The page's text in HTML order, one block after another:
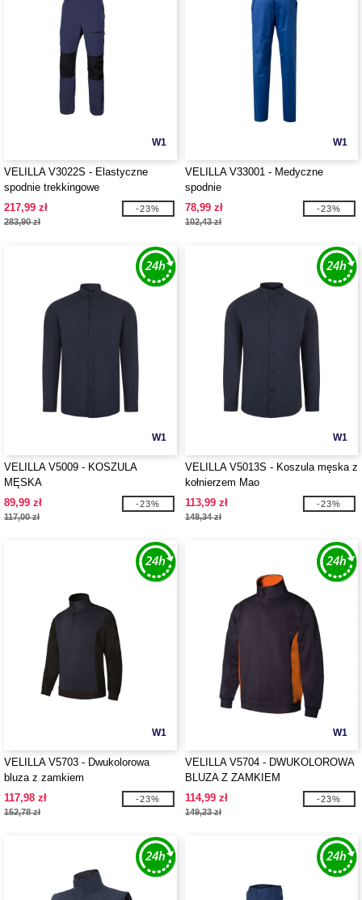
W1
VELILLA V3022S - Elastyczne
spodnie trekkingowe
217,99 zł
283,90 zł
-23%
W1
VELILLA V33001 - Medyczne
spodnie
78,99 zł
102,43 zł
-23%
W1
VELILLA V5009 - KOSZULA
MĘSKA
89,99 zł
117,00 zł
-23%
W1
VELILLA V5013S - Koszula męska z
kołnierzem Mao
113,99 zł
148,34 zł
-23%
W1
VELILLA V5703 - Dwukolorowa
bluza z zamkiem
117,98 zł
152,78 zł
-23%
W1
VELILLA V5704 - DWUKOLOROWA
BLUZA Z ZAMKIEM
114,99 zł
149,23 zł
-23%